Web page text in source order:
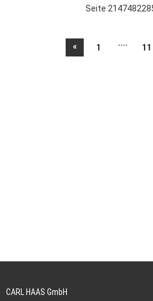
Seite
« 1 .... 11
CARL HAAS GmbH